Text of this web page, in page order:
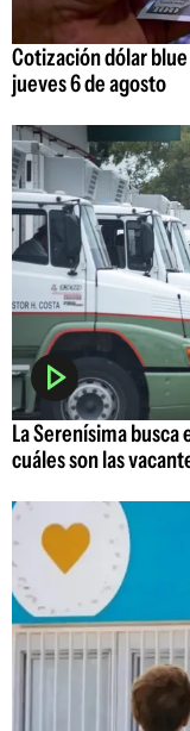
Cotización dólar blue
jueves 6 de agosto
La Serenísima
cuáles son las